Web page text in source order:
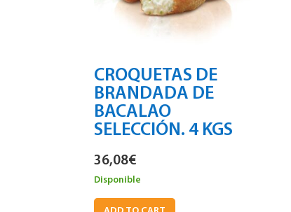
CROQUETAS DE
BRANDADA DE
BACALAO
SELECCIÓN. 4 KGS
36,08€
Disponible